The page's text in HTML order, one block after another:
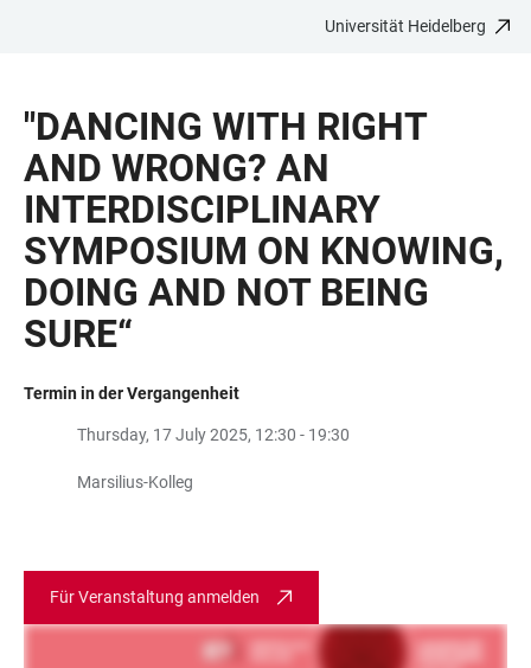
BARRIEREFREIHEIT
Universität Heidelberg
"DANCING WITH RIGHT
AND WRONG? AN
INTERDISCIPLINARY
SYMPOSIUM ON KNOWING,
DOING AND NOT BEING
SURE“
Termin in der Vergangenheit
Thursday, 17 July 2025, 12:30 - 19:30
Marsilius-Kolleg
Für Veranstaltung anmelden